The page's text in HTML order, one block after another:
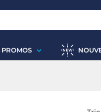
PROMOS